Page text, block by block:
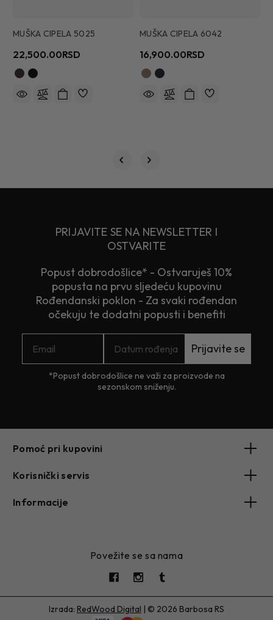
MUŠKA CIPELA 5025
22,500.00RSD
MUŠKA CIPELA 6042
16,900.00RSD
PRIJAVITE SE NA NEWSLETTER I
OSTVARITE
Popust dobrodošlice* - Ostvaruješ 10%
popusta na prvu sljedeću kupovinu
Rođendanski poklon - Za svaki rođendan
očekuju te dodatni popusti i benefiti
Prijavite se
*Popust dobrodošlice ne važi za proizvode na
sezonskom sniženju.
Pomoć pri kupovini
Korisnički servis
Informacije
Povežite se sa nama
Izrada: RedWood Digital | © 2026 Barbosa RS